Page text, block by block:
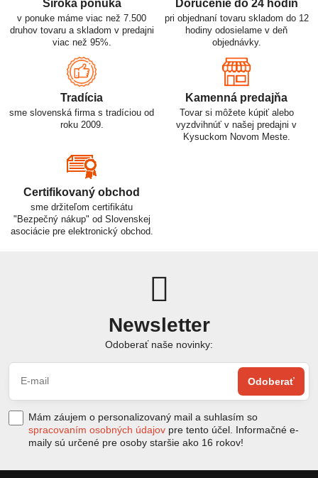
Široká ponuka
v ponuke máme viac než 7.500
druhov tovaru a skladom v predajni
viac než 95%.
Doručenie do 24 hodín
pri objednaní tovaru skladom do 12
hodiny odosielame v deň
objednávky.
Tradícia
sme slovenská firma s tradíciou od
roku 2009.
Kamenná predajňa
Tovar si môžete kúpiť alebo
vyzdvihnúť v našej predajni v
Kysuckom Novom Meste.
Certifikovaný obchod
sme držiteľom certifikátu
"Bezpečný nákup" od Slovenskej
asociácie pre elektronický obchod.
Newsletter
Odoberať naše novinky:
Odoberať
Mám záujem o personalizovaný mail a suhlasím so
spracovaním osobných údajov pre tento účel. Informačné e-
maily sú určené pre osoby staršie ako 16 rokov!